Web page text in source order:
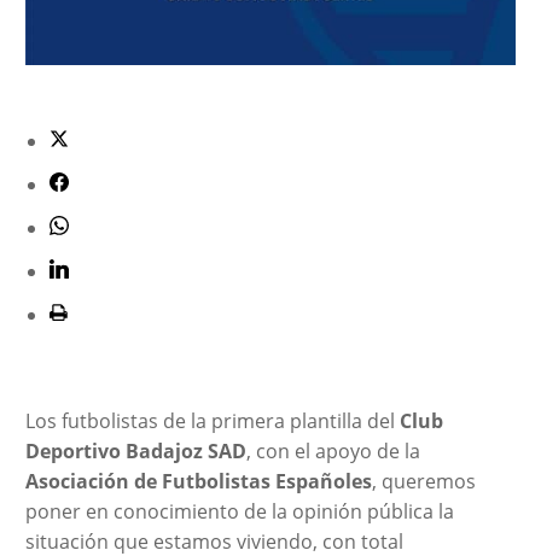
Los futbolistas de la primera plantilla del Club
Deportivo Badajoz SAD, con el apoyo de la
Asociación de Futbolistas Españoles, queremos
poner en conocimiento de la opinión pública la
situación que estamos viviendo, con total